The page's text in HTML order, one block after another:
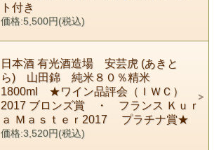
ト付き
価格:5,500円(税込)
日本酒 有光酒造場 安芸虎 (あきと
ら) 山田錦 純米８０％精米
1800ml ★ワイン品評会（ＩＷＣ）
2017 ブロンズ賞 ・ フランス Ｋｕｒ
ａ Ｍａｓｔｅｒ2017 プラチナ賞★
価格:3,520円(税込)